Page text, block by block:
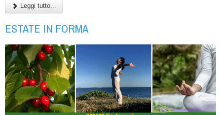
Leggi tutto...
ESTATE IN FORMA